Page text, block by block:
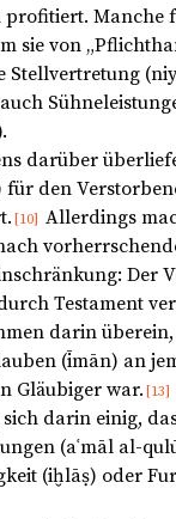
Manche
sie von
Stellvertretung
darüber
den
[10] Allerdings
Der
Testament
darin
(īmān) an
Gläubiger war. [13]
darin einig,
(aʿmāl al-
(iḫlāṣ) oder